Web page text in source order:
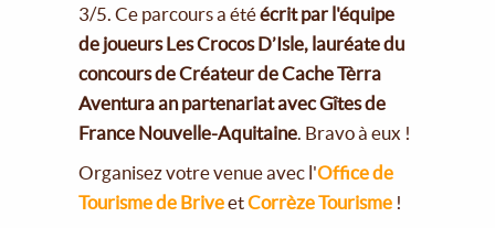
3/5. Ce parcours a étéécrit par l'équipe
de joueurs Les Crocos D’Isle, lauréate du
concours de Créateur de Cache Tèrra
Aventura an partenariat avec Gîtes de
France Nouvelle-Aquitaine . Bravo à eux !
Organisez votre venue avec l'Office de
Tourisme de BriveetCorrèze Tourisme !